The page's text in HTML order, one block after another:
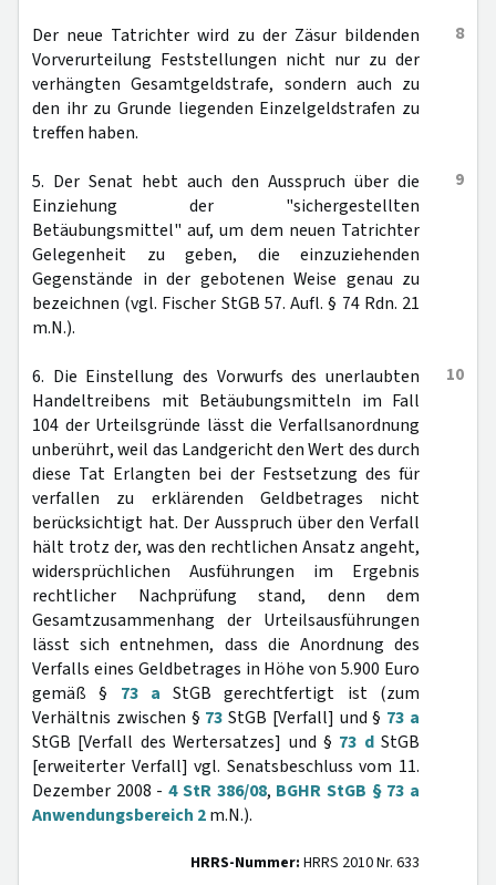
8
Der neue Tatrichter wird zu der Zäsur bildenden
Vorverurteilung Feststellungen nicht nur zu der
verhängten Gesamtgeldstrafe, sondern auch zu
den ihr zu Grunde liegenden Einzelgeldstrafen zu
treffen haben.
9
5. Der Senat hebt auch den Ausspruch über die
Einziehung der "sichergestellten
Betäubungsmittel" auf, um dem neuen Tatrichter
Gelegenheit zu geben, die einzuziehenden
Gegenstände in der gebotenen Weise genau zu
bezeichnen (vgl. Fischer StGB 57. Aufl. § 74 Rdn. 21
m.N.).
10
6. Die Einstellung des Vorwurfs des unerlaubten
Handeltreibens mit Betäubungsmitteln im Fall
104 der Urteilsgründe lässt die Verfallsanordnung
unberührt, weil das Landgericht den Wert des durch
diese Tat Erlangten bei der Festsetzung des für
verfallen zu erklärenden Geldbetrages nicht
berücksichtigt hat. Der Ausspruch über den Verfall
hält trotz der, was den rechtlichen Ansatz angeht,
widersprüchlichen Ausführungen im Ergebnis
rechtlicher Nachprüfung stand, denn dem
Gesamtzusammenhang der Urteilsausführungen
lässt sich entnehmen, dass die Anordnung des
Verfalls eines Geldbetrages in Höhe von 5.900 Euro
gemäß § 73 a StGB gerechtfertigt ist (zum
Verhältnis zwischen § 73 StGB [Verfall] und § 73 a
StGB [Verfall des Wertersatzes] und § 73 dStGB
[erweiterter Verfall] vgl. Senatsbeschluss vom 11.
Dezember 2008 -4 StR 386/08, BGHR StGB § 73 a
Anwendungsbereich 2m.N.).
HRRS-Nummer: HRRS 2010 Nr. 633